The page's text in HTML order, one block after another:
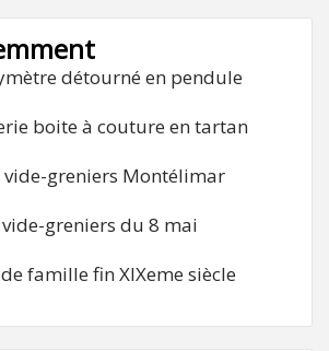
détourné en pendule
boite à couture en tartan
greniers Montélimar
greniers du 8 mai
famille fin XIXeme siècle